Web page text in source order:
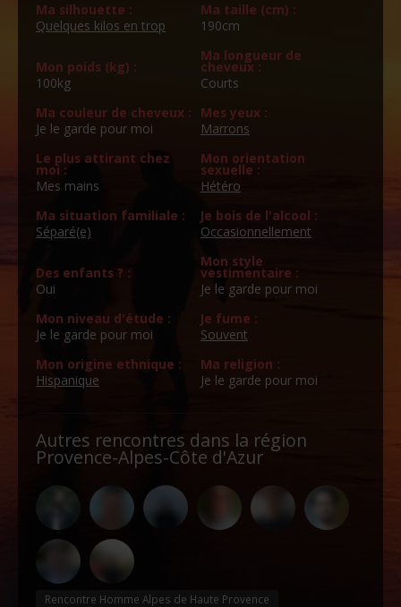
Ma silhouette :
Quelques kilos en trop
Ma taille (cm) :
190cm
Mon poids (kg) :
100kg
Ma longueur de
cheveux :
Courts
Ma couleur de cheveux :
Je le garde pour moi
Mes yeux :
Marrons
Le plus attirant chez
moi :
Mes mains
Mon orientation
sexuelle :
Hétéro
Ma situation familiale :
Séparé(e)
Je bois de l'alcool :
Occasionnellement
Des enfants ? :
Oui
Mon style
vestimentaire :
Je le garde pour moi
Mon niveau d'étude :
Je le garde pour moi
Je fume :
Souvent
Mon origine ethnique :
Hispanique
Ma religion :
Je le garde pour moi
Autres rencontres dans la région
Provence-Alpes-Côte d'Azur
Rencontre Homme Alpes de Haute Provence